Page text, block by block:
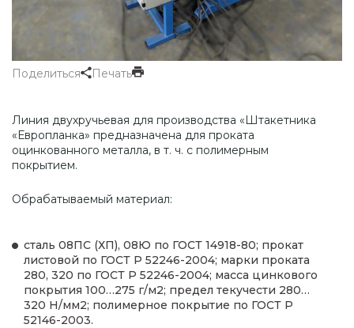
Поделиться Печать
Линия двухручьевая для производства «Штакетника
«Европланка» предназначена для проката
оцинкованного металла, в т. ч. с полимерным
покрытием.
Обрабатываемый материал:
сталь 08ПС (ХП), 08Ю по ГОСТ 14918-80; прокат
листовой по ГОСТ Р 52246-2004; марки проката
280, 320 по ГОСТ Р 52246-2004; масса цинкового
покрытия 100…275 г/м2; предел текучести 280…
320 Н/мм2; полимерное покрытие по ГОСТ Р
52146-2003.